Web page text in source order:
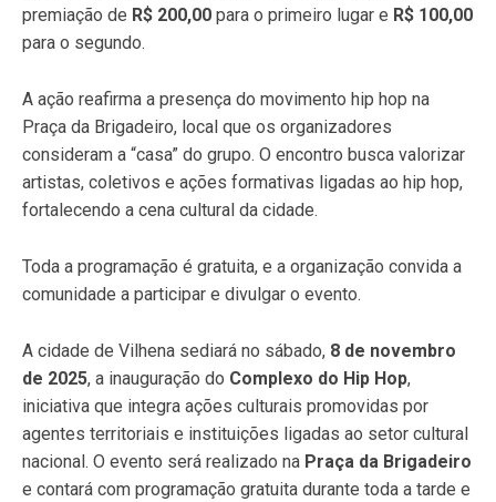
premiação de R$ 200,00 para o primeiro lugar e R$ 100,00
para o segundo.
A ação reafirma a presença do movimento hip hop na
Praça da Brigadeiro, local que os organizadores
consideram a “casa” do grupo. O encontro busca valorizar
artistas, coletivos e ações formativas ligadas ao hip hop,
fortalecendo a cena cultural da cidade.
Toda a programação é gratuita, e a organização convida a
comunidade a participar e divulgar o evento.
A cidade de Vilhena sediará no sábado, 8 de novembro
de 2025, a inauguração do Complexo do Hip Hop,
iniciativa que integra ações culturais promovidas por
agentes territoriais e instituições ligadas ao setor cultural
nacional. O evento será realizado na Praça da Brigadeiro
e contará com programação gratuita durante toda a tarde e